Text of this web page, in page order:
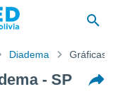
Diadema Gráficas
- SP